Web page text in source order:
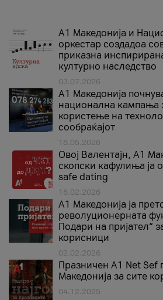
А1 Македонија и
оркестар создадоа
приказна
културно наследство
03.07.2026
A1 Македонија
национална кампања
користење на
сообраќајот
18.05.2026
Овој Валентајн, A1
скопски кафулиња ја
safe dating
16.02.2026
А1 Македонија ја
револуционерната
Подари на пријател“
корисници
02.02.2026
Празничен A1 Net Sеf
Македонија за сите
04.12.2025